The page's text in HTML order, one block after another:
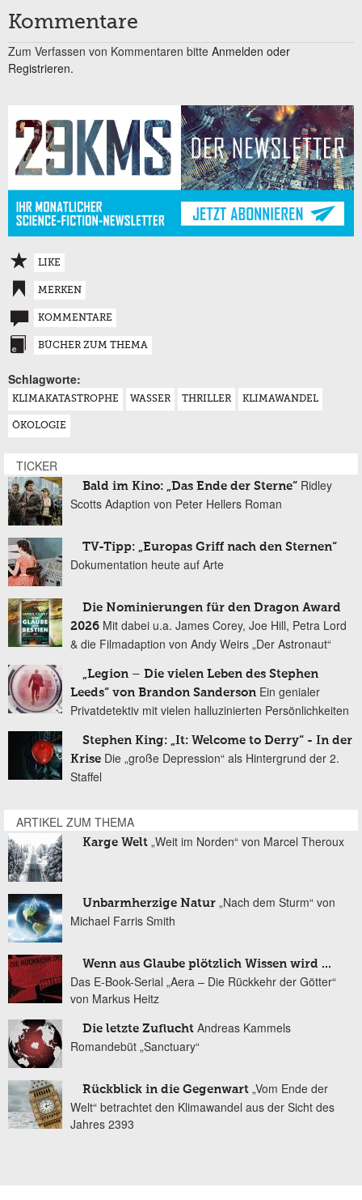
Kommentare
Zum Verfassen von Kommentaren bitte Anmelden oder
Registrieren.
LIKE
MERKEN
KOMMENTARE
BÜCHER ZUM THEMA
Schlagworte:
KLIMAKATASTROPHE WASSER THRILLER KLIMAWANDEL
ÖKOLOGIE
TICKER
Bald im Kino: „Das Ende der Sterne“ Ridley
Scotts Adaption von Peter Hellers Roman
TV-Tipp: „Europas Griff nach den Sternen“
Dokumentation heute auf Arte
Die Nominierungen für den Dragon Award
2026 Mit dabei u.a. James Corey, Joe Hill, Petra Lord
& die Filmadaption von Andy Weirs „Der Astronaut“
„Legion – Die vielen Leben des Stephen
Leeds“ von Brandon Sanderson Ein genialer
Privatdetektiv mit vielen halluzinierten Persönlichkeiten
Stephen King: „It: Welcome to Derry“ - In der
Krise Die „große Depression“ als Hintergrund der 2.
Staffel
ARTIKEL ZUM THEMA
Karge Welt „Weit im Norden“ von Marcel Theroux
Unbarmherzige Natur „Nach dem Sturm“ von
Michael Farris Smith
Wenn aus Glaube plötzlich Wissen wird ...
Das E-Book-Serial „Aera – Die Rückkehr der Götter“
von Markus Heitz
Die letzte Zuflucht Andreas Kammels
Romandebüt „Sanctuary“
Rückblick in die Gegenwart „Vom Ende der
Welt“ betrachtet den Klimawandel aus der Sicht des
Jahres 2393